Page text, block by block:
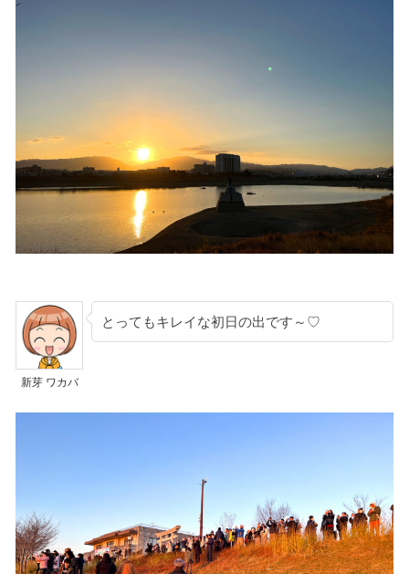
新芽 ワカバ
とってもキレイな初日の出です～♡